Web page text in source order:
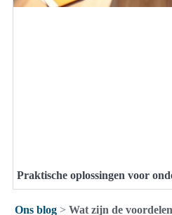
Praktische oplossingen voor
Ons blog > Wat zijn de